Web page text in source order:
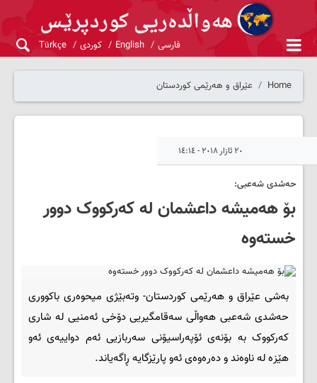
فارسی English کوردی Türkçe
Home عێراق و هەرێمی کوردستان
٢٠ ئازار ٢٠١٨ - ١٤:١٤
حەشدی شەعبی:
بۆ هەمیشە داعشمان لە کەرکووک دوور
خستەوە
بەشی عێراق و هەرێمی کوردستان- وتەبێژی میحوەری باکووری
حەشدی شەعبی هەواڵی سەقامگیریی دۆخی ئەمنیی لە شاری
کەرکووک بە بۆنەی ئۆپەراسیۆنی سەربازیی ئەم دواییەی ئەو
هێزە لە ناوەند و دەرەوەی ئەو پارێزگایە ڕاگەیاند.